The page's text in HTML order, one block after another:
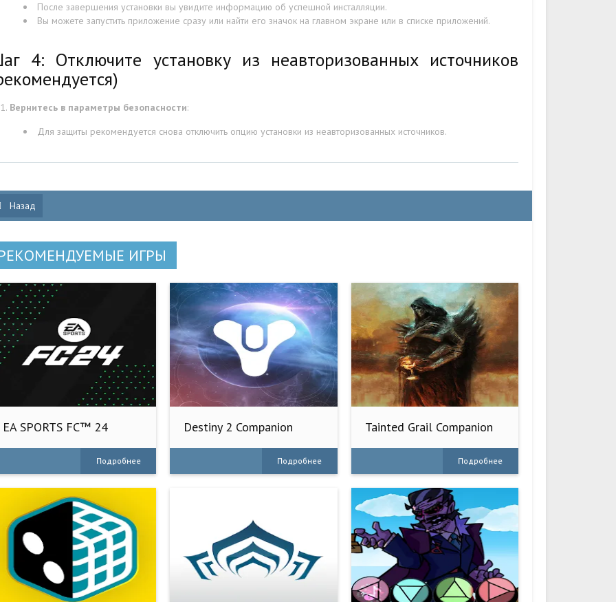
После завершения установки вы увидите информацию об успешной инсталляции.
Вы можете запустить приложение сразу или найти его значок на главном экране или в списке приложений.
4: Отключите установку из неавторизованных источников
Вернитесь в параметры безопасности:
Для защиты рекомендуется снова отключить опцию установки из неавторизованных источников.
Назад
ИГРЫ
EA SPORTS FC™ 24
Подробнее
Destiny 2 Companion
Подробнее
Tainted Grail Companion
Подробнее